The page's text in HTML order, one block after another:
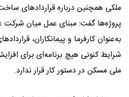
ملکی همچنین درباره قرارداد‌های
پروژه‌ها گفت: مبنای عمل میان
به‌عنوان کارفرما و پیمانکاران،
شرایط کنونی هیچ برنامه‌ای برای
ملی مسکن در دستور کار قرار ندارد.